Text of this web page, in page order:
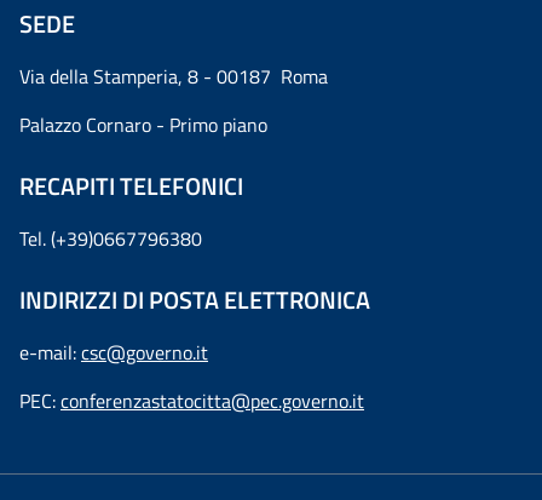
SEDE
Via della Stamperia, 8 - 00187 Roma
Palazzo Cornaro - Primo piano
RECAPITI TELEFONICI
Tel. (+39)0667796380
INDIRIZZI DI POSTA ELETTRONICA
e-mail:csc@governo.it
PEC:conferenzastatocitta@pec.governo.it